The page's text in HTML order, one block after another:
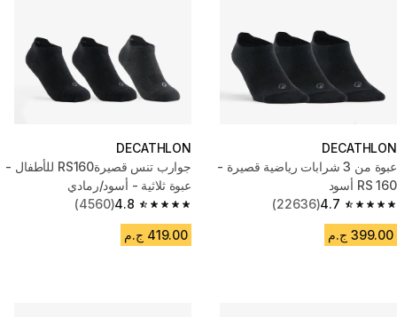
DECATHLON
عبوة من 3 شرابات رياضية قصيرة -
RS 160 أسود
4.7
4.7 out of 5 stars from 22636 reviews
(22636)
399.00 ج.م
DECATHLON
جوارب تنس قصيرةRS160 للأطفال -
عبوة ثلاثية - أسود/رمادي
4.8
4.8 out of 5 stars from 4560 reviews
(4560)
419.00 ج.م